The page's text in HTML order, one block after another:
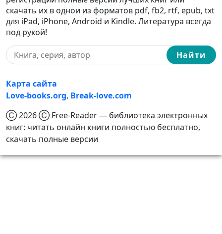
скачать их в однои из форматов pdf, fb2, rtf, epub, txt
для iPad, iPhone, Android и Kindle. Литература всегда
под рукой!
Найти
Карта сайта
Love-books.org, Break-love.com
Ⓒ 2026 Ⓒ Free-Reader — библиотека электронных
книг: читать онлайн книги полностью бесплатно,
скачать полные версии